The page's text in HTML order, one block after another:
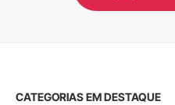
CATEGORIAS EM DESTAQUE